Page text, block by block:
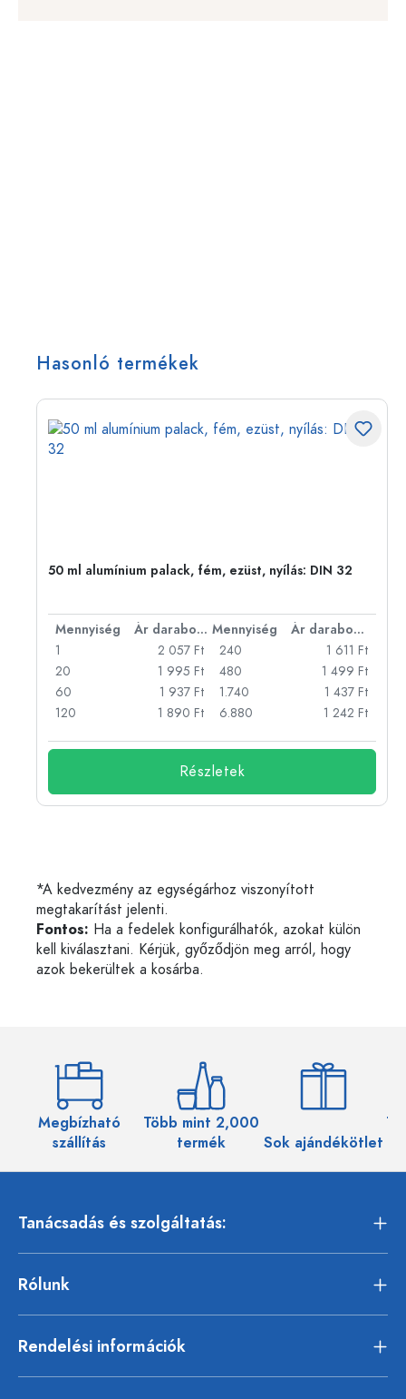
Hasonló termékek
50 ml alumínium palack, fém, ezüst, nyílás: DIN 32
Mennyiség Ár darabonként Mennyiség
Ár darabonként
1
2 057 Ft
20
1 995 Ft
60
1 937 Ft
120
1 890 Ft
240
1 611 Ft
480
1 499 Ft
1.740
1 437 Ft
6.880
1 242 Ft
Részletek
*A kedvezmény az egységárhoz viszonyított
megtakarítást jelenti.
Fontos: Ha a fedelek konfigurálhatók, azokat külön
kell kiválasztani. Kérjük, győződjön meg arról, hogy
azok bekerültek a kosárba.
Megbízható
szállítás
Több mint 2,000
termék
Sok ajándékötlet
Tanácsadás és szolgáltatás:
Rólunk
Rendelési információk